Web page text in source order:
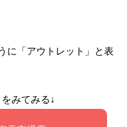
に「アウトレット」と表
みてみる↓